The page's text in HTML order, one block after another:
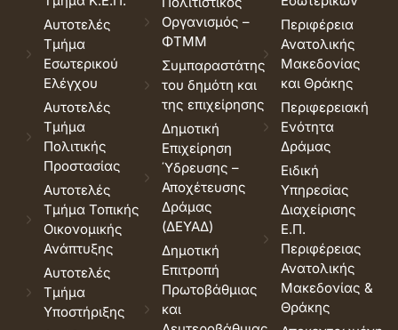
Αυτοτελές
Τμήμα
Εσωτερικού
Ελέγχου
Αυτοτελές
Τμήμα
Πολιτικής
Προστασίας
Αυτοτελές
Τμήμα Τοπικής
Οικονομικής
Ανάπτυξης
Αυτοτελές
Τμήμα
Υποστήριξης
Οργανισμός –
ΦΤΜΜ
Συμπαραστάτης
του δημότη και
της επιχείρησης
Δημοτική
Επιχείρηση
Ύδρευσης –
Αποχέτευσης
Δράμας
(ΔΕΥΑΔ)
Δημοτική
Επιτροπή
Πρωτοβάθμιας
και
Περιφέρεια
Ανατολικής
Μακεδονίας
και Θράκης
Περιφερειακή
Ενότητα
Δράμας
Ειδική
Υπηρεσίας
Διαχείρισης
Ε.Π.
Περιφέρειας
Ανατολικής
Μακεδονίας &
Θράκης